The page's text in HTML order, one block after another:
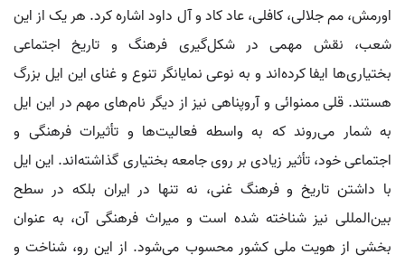
اورمش، مم جلالی، کافلی، عاد کاد و آل داود اشاره کرد. هر یک از این
شعب، نقش مهمی در شکل‌گیری فرهنگ و تاریخ اجتماعی
بختیاری‌ها ایفا کرده‌اند و به نوعی نمایانگر تنوع و غنای این ایل بزرگ
هستند. قلی ممنوائی و آروپناهی نیز از دیگر نام‌های مهم در این ایل
به شمار می‌روند که به واسطه فعالیت‌ها و تأثیرات فرهنگی و
اجتماعی خود، تأثیر زیادی بر روی جامعه بختیاری گذاشته‌اند. این ایل
با داشتن تاریخ و فرهنگ غنی، نه تنها در ایران بلکه در سطح
بین‌المللی نیز شناخته شده است و میراث فرهنگی آن، به عنوان
بخشی از هویت ملی کشور محسوب می‌شود. از این رو، شناخت و